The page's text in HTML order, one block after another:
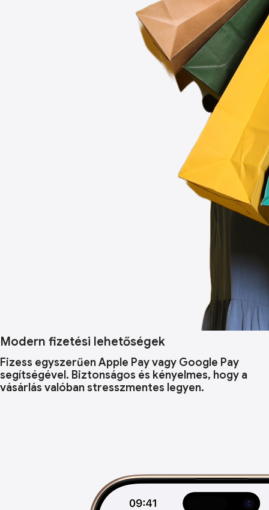
Modern fizetési lehetőségek
Fizess egyszerűen Apple Pay vagy Google Pay
segítségével. Biztonságos és kényelmes, hogy a
vásárlás valóban stresszmentes legyen.